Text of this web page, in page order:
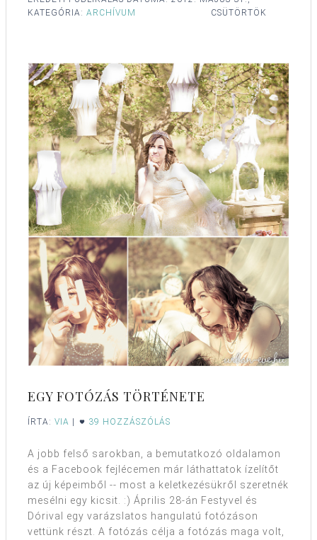
CSÜTÖRTÖK
KATEGÓRIA: ARCHÍVUM
EGY FOTÓZÁS TÖRTÉNETE
ÍRTA: VIA | 39 HOZZÁSZÓLÁS
A jobb felső sarokban, a bemutatkozó oldalamon
és a Facebook fejlécemen már láthattatok ízelítőt
az új képeimből -- most a keletkezésükről szeretnék
mesélni egy kicsit. :) Április 28-án Festyvel és
Dórival egy varázslatos hangulatú fotózáson
vettünk részt. A fotózás célja a fotózás maga volt,